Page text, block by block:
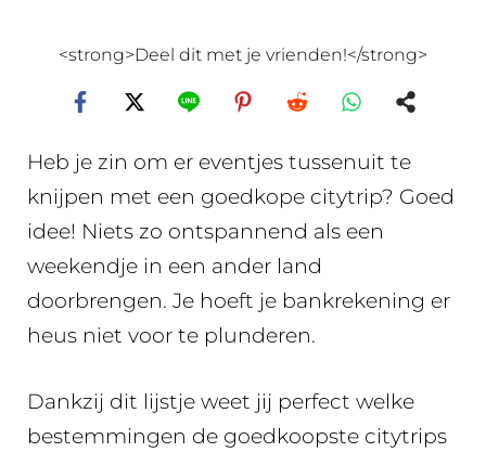
<strong>Deel dit met je vrienden!</strong>
Heb je zin om er eventjes tussenuit te
knijpen met een goedkope citytrip? Goed
idee! Niets zo ontspannend als een
weekendje in een ander land
doorbrengen. Je hoeft je bankrekening er
heus niet voor te plunderen.
Dankzij dit lijstje weet jij perfect welke
bestemmingen de goedkoopste citytrips